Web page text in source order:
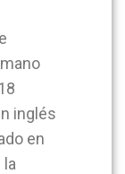
inglés
en